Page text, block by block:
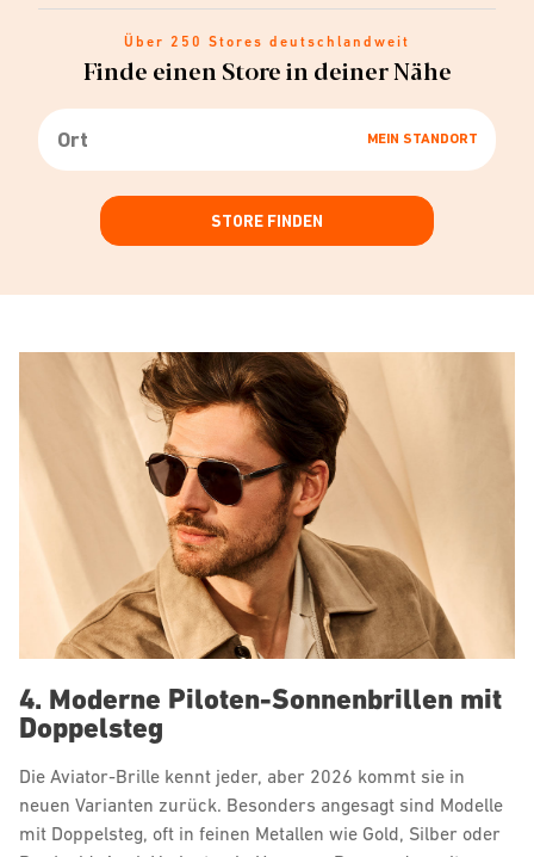
Über 250 Stores deutschlandweit
Finde einen Store in deiner Nähe
MEIN STANDORT
STORE FINDEN
4. Moderne Piloten-Sonnenbrillen mit
Doppelsteg
Die Aviator-Brille kennt jeder, aber 2026 kommt sie in
neuen Varianten zurück. Besonders angesagt sind Modelle
mit Doppelsteg, oft in feinen Metallen wie Gold, Silber oder